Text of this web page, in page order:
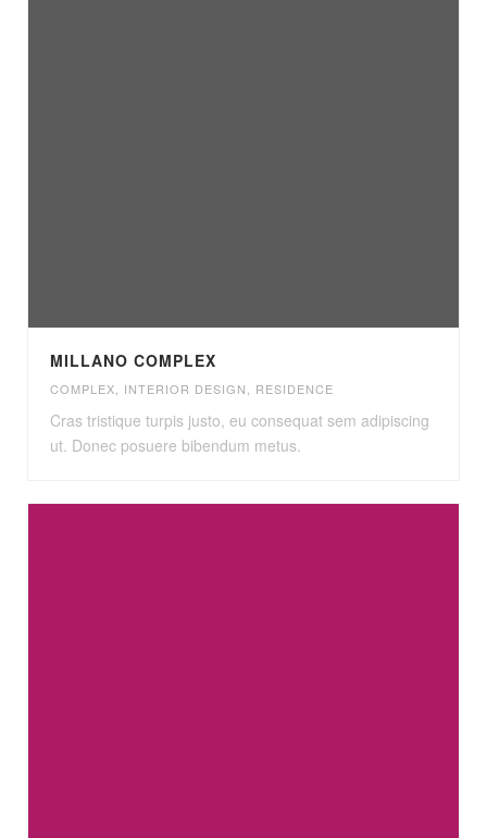
MILLANO COMPLEX
COMPLEX, INTERIOR DESIGN, RESIDENCE
Cras tristique turpis justo, eu consequat sem adipiscing
ut. Donec posuere bibendum metus.